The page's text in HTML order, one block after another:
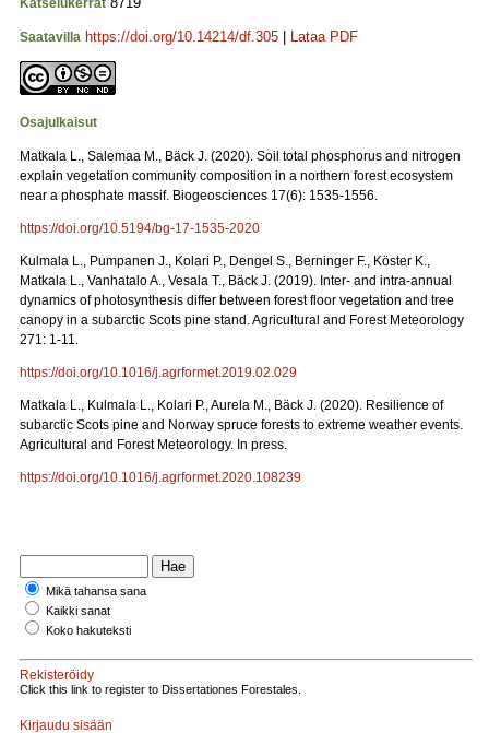
Katselukerrat
Saatavilla https://doi.org/10.14214/df.305 Lataa PDF
Osajulkaisut
Matkala L., Salemaa M., Bäck J. (2020). Soil total phosphorus and nitrogen
explain vegetation community composition in a northern forest ecosystem
near a phosphate massif. Biogeosciences 17(6): 1535-1556.
https://doi.org/10.5194/bg-17-1535-2020
Kulmala L., Pumpanen J., Kolari P., Dengel S., Berninger F., Köster K.,
Matkala L., Vanhatalo A., Vesala T., Bäck J. (2019). Inter- and intra-annual
dynamics of photosynthesis differ between forest floor vegetation and tree
canopy in a subarctic Scots pine stand. Agricultural and Forest Meteorology
271: 1-11.
https://doi.org/10.1016/j.agrformet.2019.02.029
Matkala L., Kulmala L., Kolari P., Aurela M., Bäck J. (2020). Resilience of
subarctic Scots pine and Norway spruce forests to extreme weather events.
Agricultural and Forest Meteorology. In press.
https://doi.org/10.1016/j.agrformet.2020.108239
Mikä tahansa sana
Kaikki sanat
Koko hakuteksti
Rekisteröidy
Click this link to register to Dissertationes Forestales.
Kirjaudu sisään